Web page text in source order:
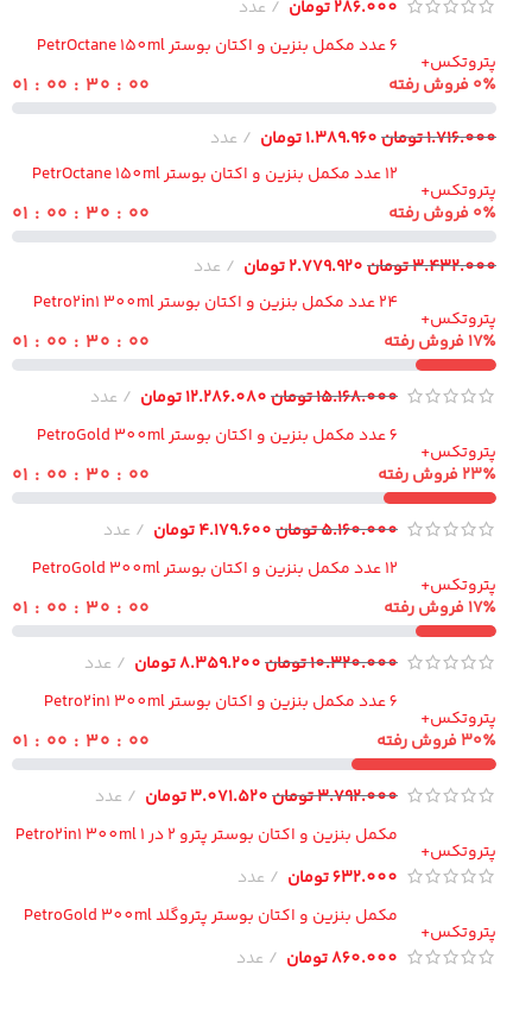
286.000تومان
عدد
6 عدد مکمل بنزین و اکتان بوستر PetrOctane 150ml
تومان1.389.960تومان
عدد
12 عدد مکمل بنزین و اکتان بوستر PetrOctane 150ml
تومان2.779.920تومان
عدد
24 عدد مکمل بنزین و اکتان بوستر Petro2in1 300ml
15.168.000تومان12.286.080تومان
عدد
6 عدد مکمل بنزین و اکتان بوستر PetroGold 300ml
5.160.000تومان4.179.600تومان
عدد
12 عدد مکمل بنزین و اکتان بوستر PetroGold 300ml
10.320.000تومان8.359.200تومان
عدد
6 عدد مکمل بنزین و اکتان بوستر Petro2in1 300ml
3.792.000تومان3.071.520تومان
عدد
مکمل بنزین و اکتان بوستر پترو 2 در 1 Petro2in1 300ml
632.000تومان
عدد
مکمل بنزین و اکتان بوستر پتروگلد PetroGold 300ml
860.000تومان عدد